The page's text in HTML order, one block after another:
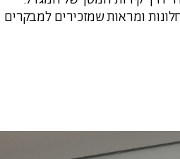
ומראות שמזכירים למבקרים